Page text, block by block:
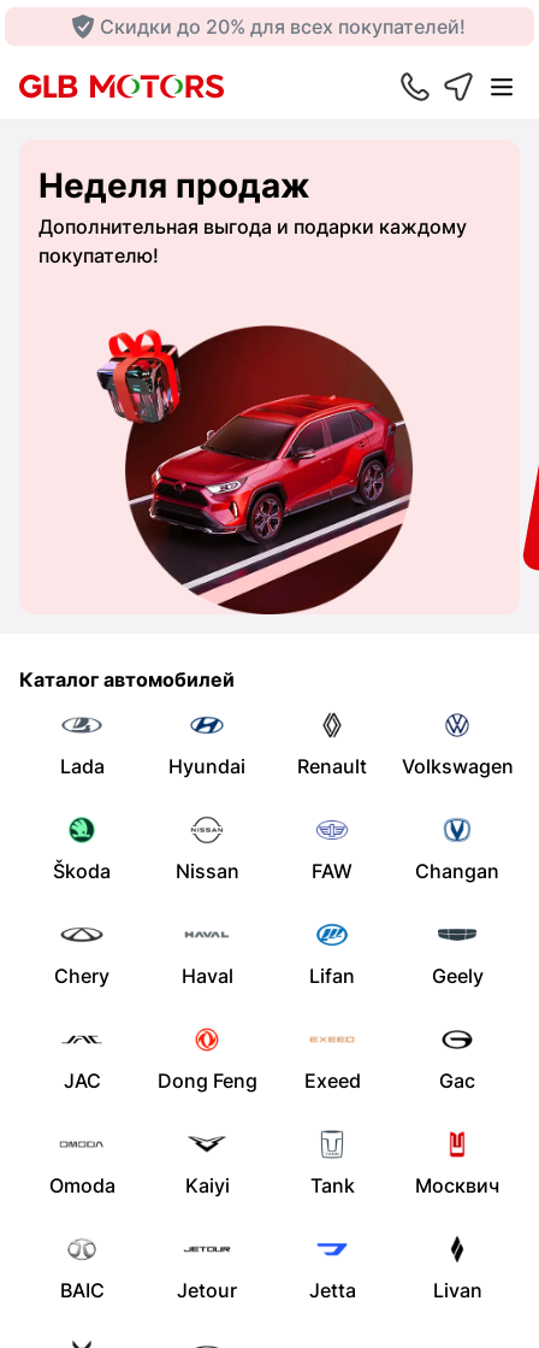
Скидки до 20% для всех покупателей!
Неделя продаж
Дополнительная выгода и подарки каждому
покупателю!
Каталог автомобилей
Lada Hyundai Renault Volkswagen
Škoda Nissan FAW Changan
Chery Haval Lifan Geely
JAC Dong Feng Exeed Gac
Omoda Kaiyi Tank Москвич
BAIC Jetour Jetta Livan